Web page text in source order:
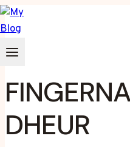
Zum
Inhalt
springen
DHEUR